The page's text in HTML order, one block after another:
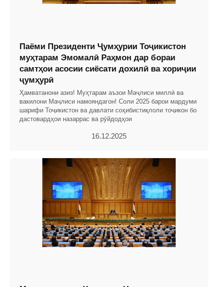
Паёми Президенти Ҷумҳурии Тоҷикистон
муҳтарам Эмомалӣ Раҳмон дар бораи
самтҳои асосии сиёсати дохилӣ ва хориҷии
ҷумҳурӣ
Ҳамватанони азиз! Муҳтарам аъзои Маҷлиси миллӣ ва
вакилони Маҷлиси намояндагон! Соли 2025 барои мардуми
шарифи Тоҷикистон ва давлати соҳибистиқлоли тоҷикон бо
дастовардҳои назаррас ва рӯйдодҳои
16.12.2025